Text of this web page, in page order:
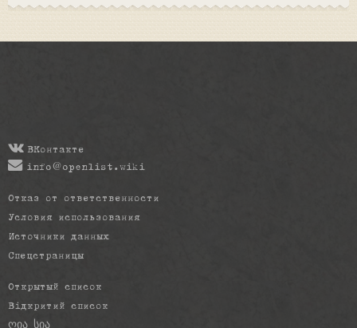
ВКонтакте
info@openlist.wiki
Отказ от ответственности
Условия использования
Источники данных
Спецстраницы
Открытый список
Відкритий список
ღია სია